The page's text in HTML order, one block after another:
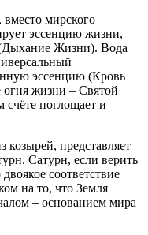
мирского
эссенцию жизни,
Жизни). Вода
эссенцию (Кровь
огня жизни – Святой
счёте поглощает и
представляет
Сатурн, если верить
соответствие
на то, что Земля
– основанием мира